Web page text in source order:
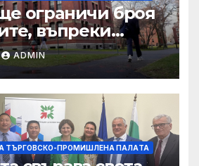
ограничи броя
въпреки
на
ADMIN
ТЪРГОВСКО-ПРОМИШЛЕНА ПАЛAТА